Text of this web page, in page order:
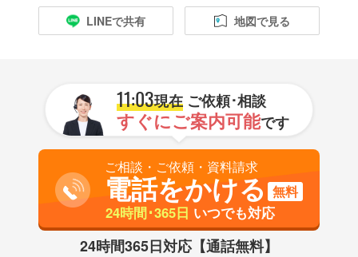
LINEで共有 地図で見る
11:03現在ご依頼･相談
すぐにご案内可能です
ご相談・ご依頼・資料請求
電話をかける 無料
24時間･365日 いつでも対応
24時間365日対応【通話無料】